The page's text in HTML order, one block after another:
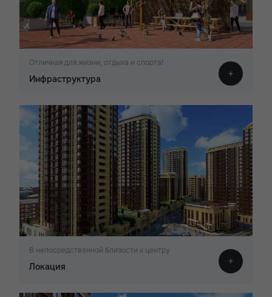
Отличная для жизни, отдыха и спорта!
Инфраструктура
В непосредственной близости к центру
Локация